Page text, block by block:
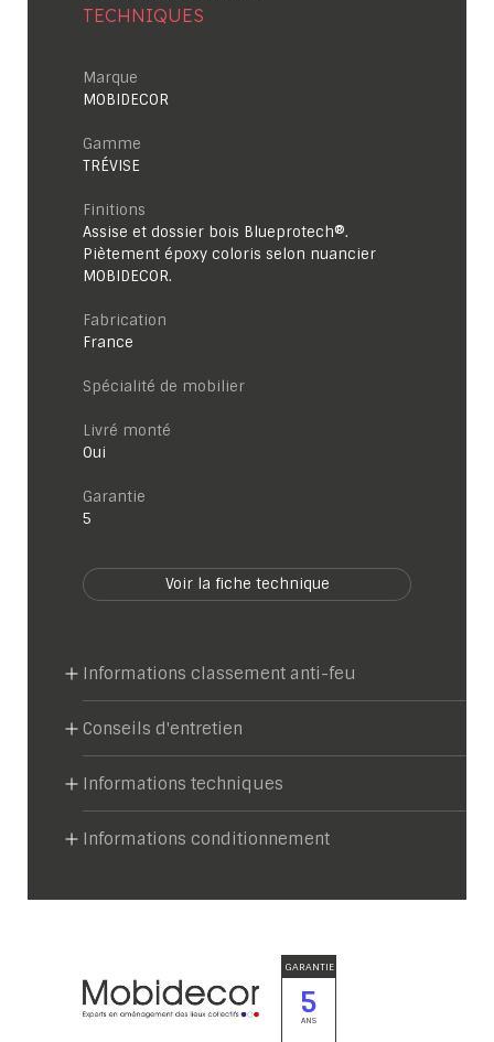
TECHNIQUES
Marque
MOBIDECOR
Gamme
TRÉVISE
Finitions
Assise et dossier bois Blueprotech®.
Piètement époxy coloris selon nuancier
MOBIDECOR.
Fabrication
France
Spécialité de mobilier
Livré monté
Oui
garantie
5
Voir la fiche technique
Informations classement anti-feu
Conseils d'entretien
Informations techniques
Informations conditionnement
GARANTIE
5
ANS